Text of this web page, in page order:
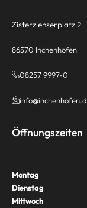
Zisterzienserplatz 2
86570 Inchenhofen
08257 9997-0
Öffnungszeiten
Montag
Dienstag
Mittwoch